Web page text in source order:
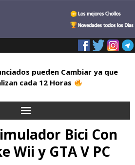
pueden Cambiar ya que
cada 12 Horas
Bici Con
Wii y GTA V PC